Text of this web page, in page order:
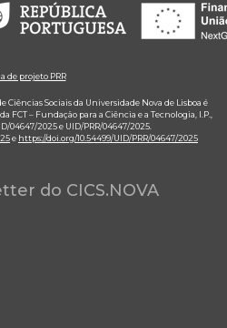
de projeto PRR
Ciências Sociais da Universidade Nova de Lisboa é
– Fundação para a Ciência e a Tecnologia, I.P.,
04647/2025 e UID/PRR/04647/2025.
e https://doi.org/10.54499/UID/PRR/04647/2025
do CICS.NOVA